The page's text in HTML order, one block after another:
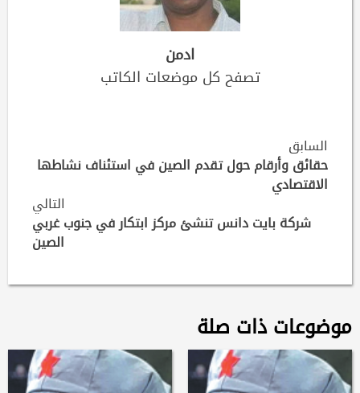
ادمن
تصفح كل موضعات الكاتب
Continue
Reading
السابق
حقائق وأرقام حول تقدم الصين في استئناف نشاطها
الاقتصادي
التالي
شركة بايت دانس تنشئ مركز ابتكار في جنوب غربي
الصين
موضوعات ذات صلة